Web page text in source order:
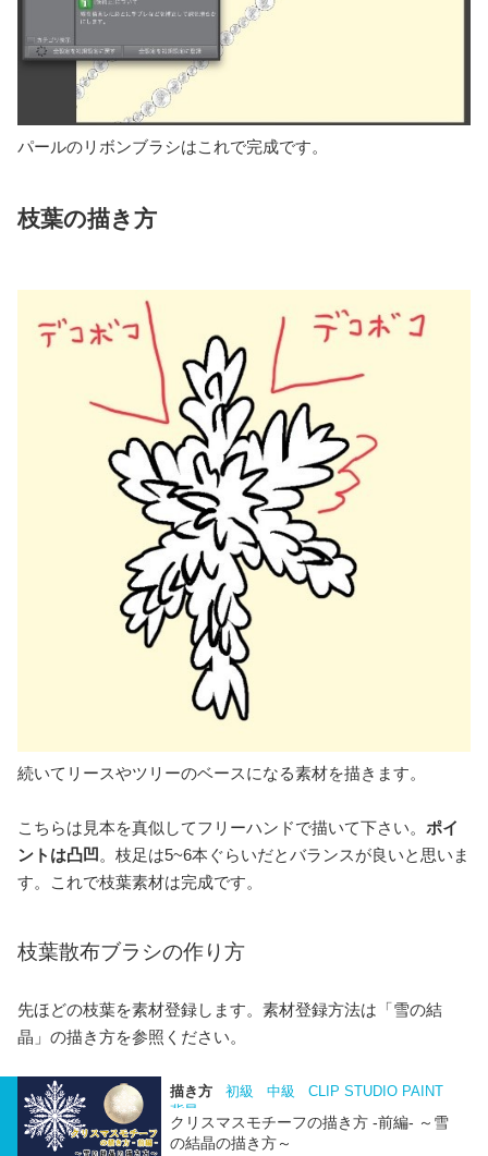
パールのリボンブラシはこれで完成です。
枝葉の描き方
続いてリースやツリーのベースになる素材を描きます。
こちらは見本を真似してフリーハンドで描いて下さい。 ポイ
ントは凸凹 。枝足は5~6本ぐらいだとバランスが良いと思いま
す。これで枝葉素材は完成です。
枝葉散布ブラシの作り方
先ほどの枝葉を素材登録します。素材登録方法は「雪の結
晶」の描き方を参照ください。
描き方 初級 中級
CLIP STUDIO PAINT
背景
クリスマスモチーフの描き方 -前編- ～雪
の結晶の描き方～